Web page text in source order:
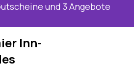
und 3 Angebote
Inn-